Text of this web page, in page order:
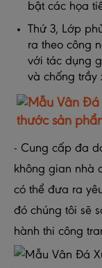
bật các họa
Thứ 3, Lớp
ra theo công
với tác dụng
và chống trầy
thước sản
- Cung cấp đa
không gian nhà
có thể đưa ra
đó chúng tôi sẽ
hành thi công